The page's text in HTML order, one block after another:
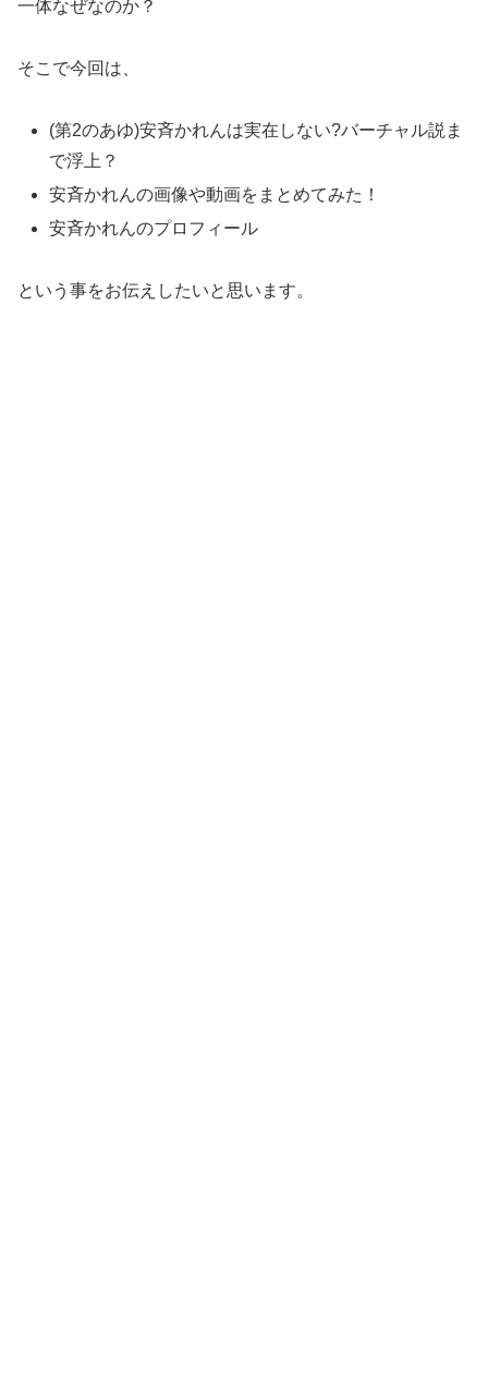
一体なぜなのか？
そこで今回は、
(第2のあゆ)安斉かれんは実在しない?バーチャル説ま
で浮上？
安斉かれんの画像や動画をまとめてみた！
安斉かれんのプロフィール
という事をお伝えしたいと思います。